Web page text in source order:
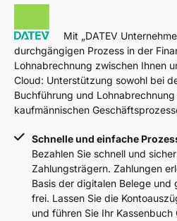
Mit „DATEV
durchgängigen Prozess in der
Lohnabrechnung zwischen Ihnen
Cloud: Unterstützung sowohl bei
Buchführung und
kaufmännischen
Schnelle und einfache
Bezahlen Sie schnell und
Zahlungsträgern. Zahlungen
Basis der digitalen Belege und
frei. Lassen Sie die
und führen Sie Ihr Kassenbuch